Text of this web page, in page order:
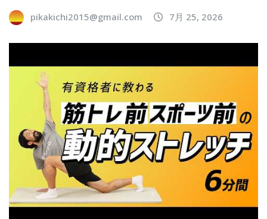
pikakichi2015@gmail.com 7月 25, 2026